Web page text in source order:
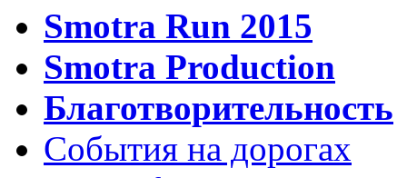
Smotra Run 2015
Smotra Production
Благотворительность
События на дорогах